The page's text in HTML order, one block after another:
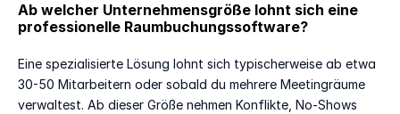
Ab welcher Unternehmensgröße lohnt sich eine
professionelle Raumbuchungssoftware?
Eine spezialisierte Lösung lohnt sich typischerweise ab etwa
30-50 Mitarbeitern oder sobald du mehrere Meetingräume
verwaltest. Ab dieser Größe nehmen Konflikte, No-Shows